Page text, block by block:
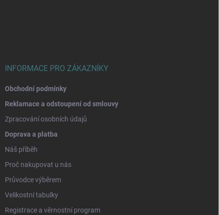
INFORMACE PRO ZÁKAZNÍKY
Obchodní podmínky
Reklamace a odstoupení od smlouvy
Zpracování osobních údajů
Doprava a platba
Náš příběh
Proč nakupovat u nás
Průvodce výběrem
Velikostní tabulky
Registrace a věrnostní program